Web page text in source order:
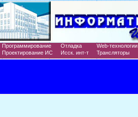
Программирование Отладка Web-технологии
Проектирование ИС
Исск. инт-т Трансляторы